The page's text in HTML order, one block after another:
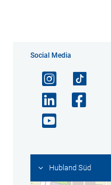
Social Media
Hubland Süd